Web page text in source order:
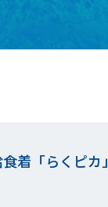
着「らくピカ」